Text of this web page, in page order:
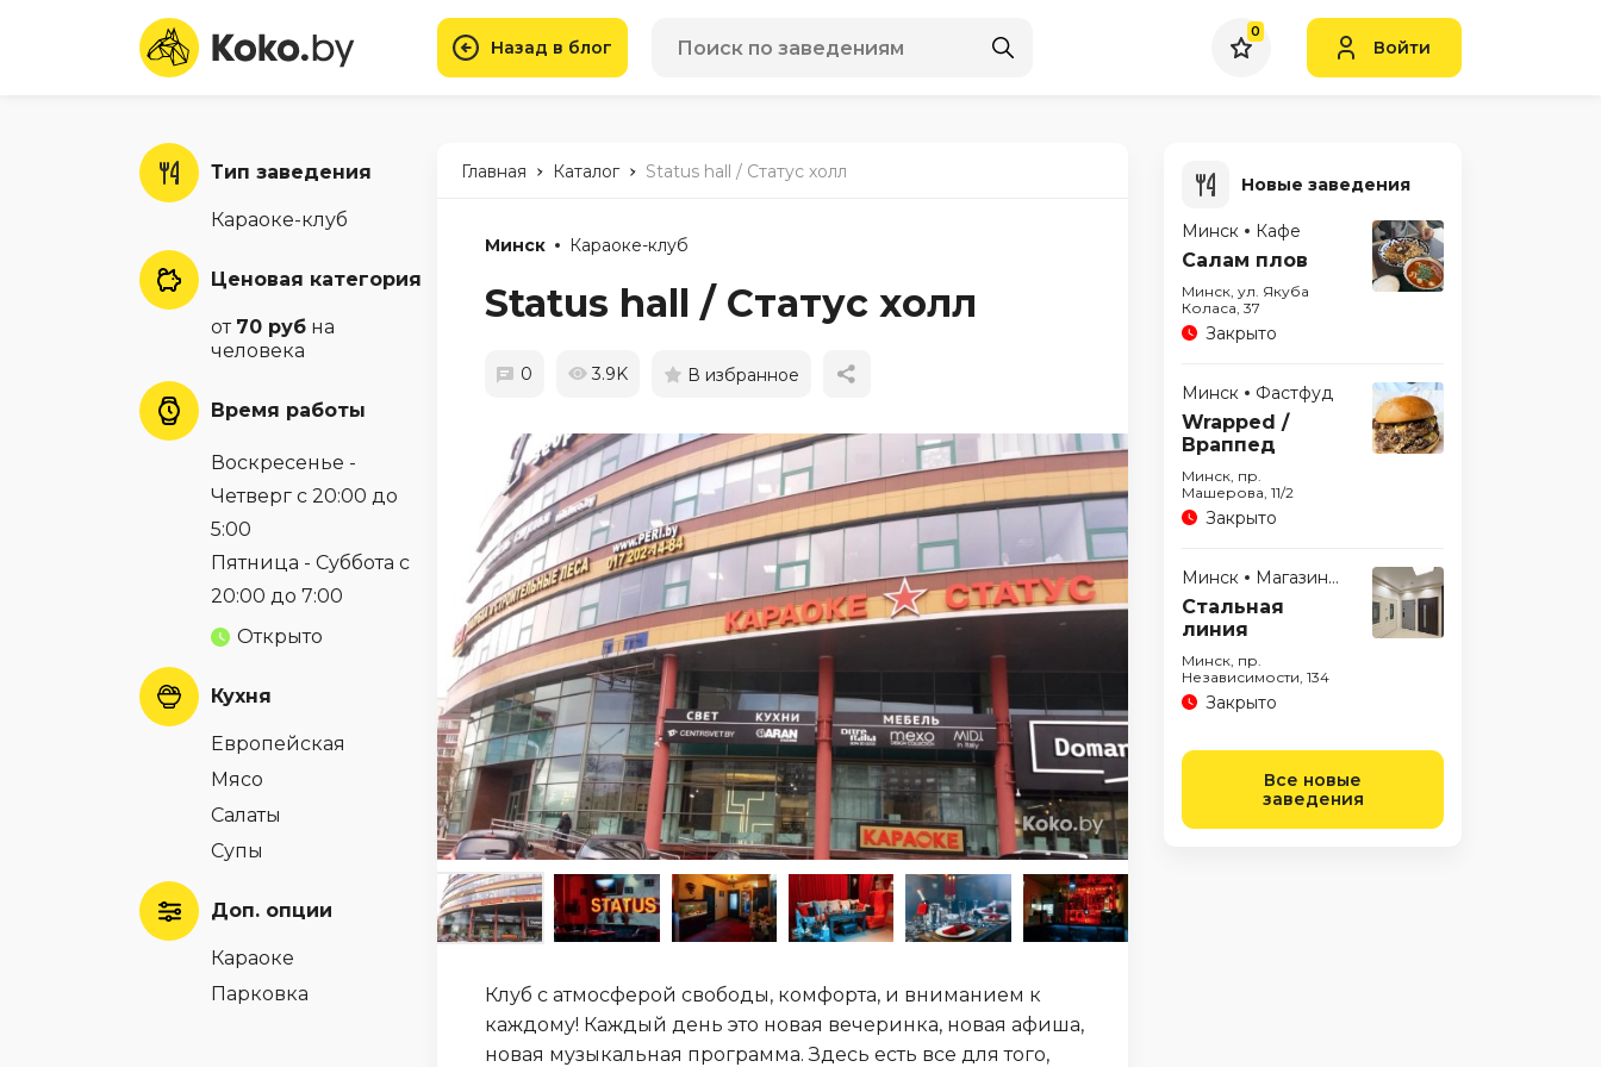
Назад в блог
0
Войти
Тип заведения
Караоке-клуб
Ценовая категория
от 70 руб на
человека
Время работы
Воскресенье -
Четверг с 20:00 до
5:00
Пятница - Суббота с
20:00 до 7:00
Открыто
Кухня
Европейская
Мясо
Салаты
Супы
Доп. опции
Караоке
Парковка
Главная - Каталог - Status hall / Статус холл
Минск Караоке-клуб
Status hall / Статус холл
0 3.9K В избранное
Клуб с атмосферой свободы, комфорта, и вниманием к
каждому! Каждый день это новая вечеринка, новая афиша,
новая музыкальная программа. Здесь есть все для того,
Новые заведения
Минск Кафе
Салам плов
Минск, ул. Якуба
Коласа, 37
Закрыто
Минск Фастфуд
Wrapped /
Враппед
Минск, пр.
Машерова, 11/2
Закрыто
Минск Магазины
Стальная
линия
Минск, пр.
Независимости, 134
Закрыто
Все новые
заведения